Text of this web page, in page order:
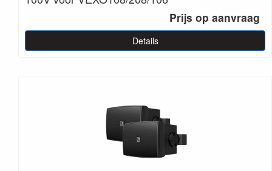
Prijs op aanvraag
Details